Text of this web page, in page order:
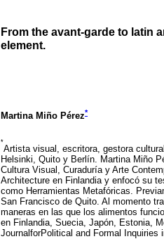
From the avant-garde to latin
element.
Martina Miño Pérez*
*
Artista visual, escritora, gestora
Helsinki, Quito y Berlín. Martina Miño
Cultura Visual, Curaduría y Arte
Architecture en Finlandia y enfocó su
como Herramientas Metafóricas.
San Francisco de Quito. Al momento
maneras en las que los alimentos
en Finlandia, Suecia, Japón, Estonia,
JournalforPolitical and Formal Inquiries